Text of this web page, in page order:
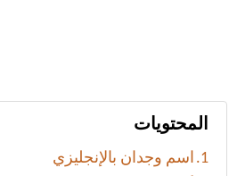
المحتويات
اسم وجدان بالإنجليزي